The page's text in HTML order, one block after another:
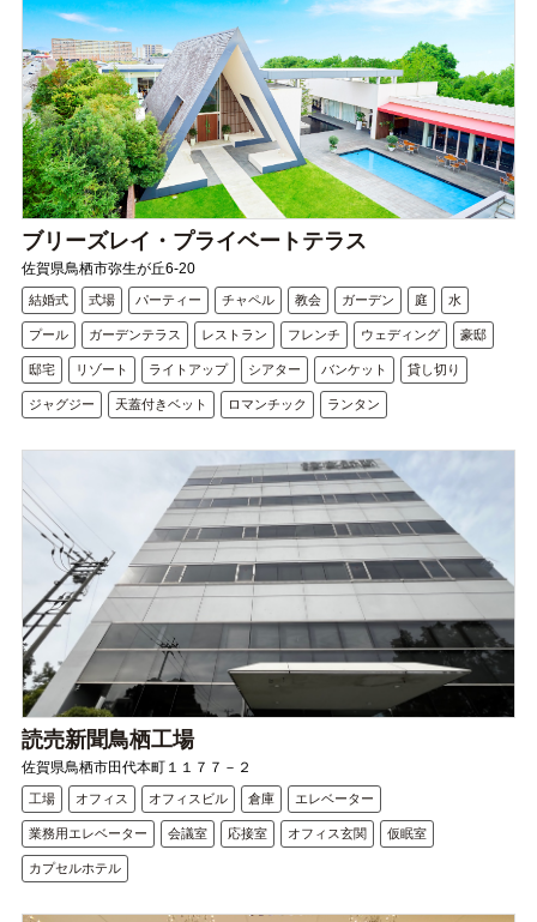
ブリーズレイ・プライベートテラス
佐賀県鳥栖市弥生が丘6-20
結婚式 式場 パーティー チャペル 教会 ガーデン 庭 水
プール ガーデンテラス レストラン フレンチ ウェディング 豪邸
邸宅 リゾート ライトアップ シアター バンケット 貸し切り
ジャグジー 天蓋付きベット ロマンチック ランタン
読売新聞鳥栖工場
佐賀県鳥栖市田代本町１１７７－２
工場 オフィス オフィスビル 倉庫 エレベーター
業務用エレベーター 会議室 応接室 オフィス玄関 仮眠室
カプセルホテル